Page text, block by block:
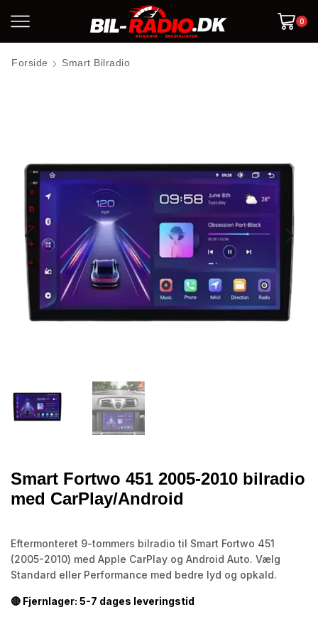
0
Forside Smart Bilradio
Smart Fortwo 451 2005-2010 bilradio
med CarPlay/Android
Eftermonteret 9-tommers bilradio til Smart Fortwo 451
(2005-2010) med Apple CarPlay og Android Auto. Vælg
Standard eller Performance med bedre lyd og opkald.
🔴 Fjernlager: 5-7 dages leveringstid